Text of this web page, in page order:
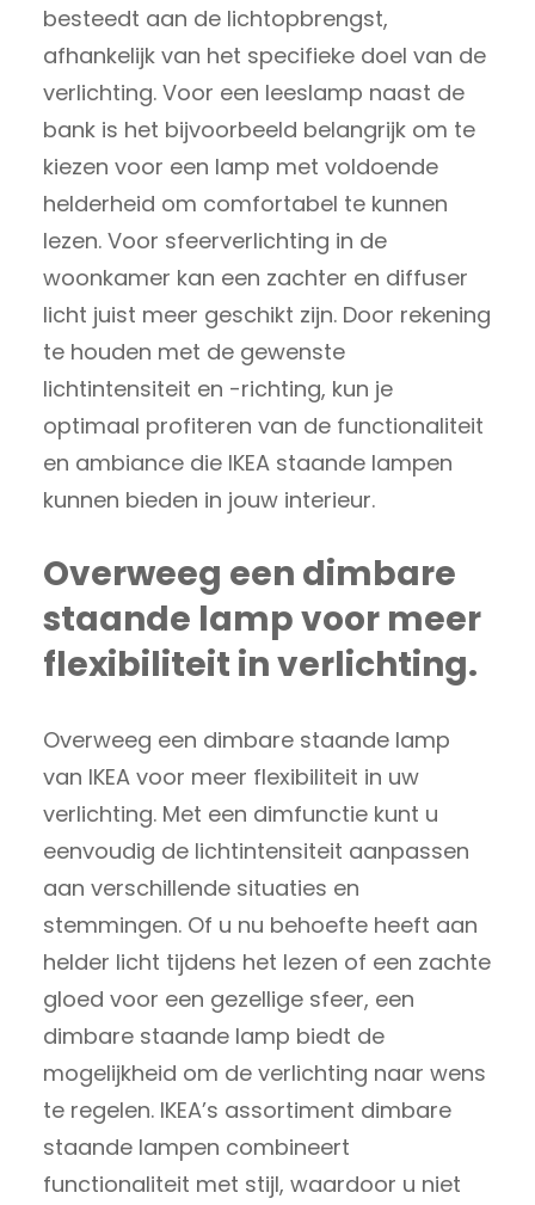
besteedt aan de lichtopbrengst,
afhankelijk van het specifieke doel van de
verlichting. Voor een leeslamp naast de
bank is het bijvoorbeeld belangrijk om te
kiezen voor een lamp met voldoende
helderheid om comfortabel te kunnen
lezen. Voor sfeerverlichting in de
woonkamer kan een zachter en diffuser
licht juist meer geschikt zijn. Door rekening
te houden met de gewenste
lichtintensiteit en -richting, kun je
optimaal profiteren van de functionaliteit
en ambiance die IKEA staande lampen
kunnen bieden in jouw interieur.
Overweeg een dimbare
staande lamp voor meer
flexibiliteit in verlichting.
Overweeg een dimbare staande lamp
van IKEA voor meer flexibiliteit in uw
verlichting. Met een dimfunctie kunt u
eenvoudig de lichtintensiteit aanpassen
aan verschillende situaties en
stemmingen. Of u nu behoefte heeft aan
helder licht tijdens het lezen of een zachte
gloed voor een gezellige sfeer, een
dimbare staande lamp biedt de
mogelijkheid om de verlichting naar wens
te regelen. IKEA’s assortiment dimbare
staande lampen combineert
functionaliteit met stijl, waardoor u niet